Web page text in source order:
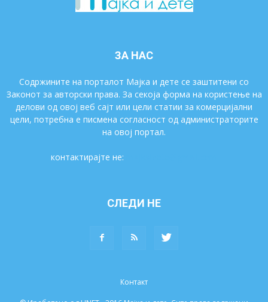
ЗА НАС
Содржините на порталот Мајка и дете се заштитени со
Законот за авторски права. За секоја форма на користење на
делови од овој веб сајт или цели статии за комерцијални
цели, потребна е писмена согласност од администраторите
на овој портал.
контактирајте не:
СЛЕДИ НЕ
Контакт